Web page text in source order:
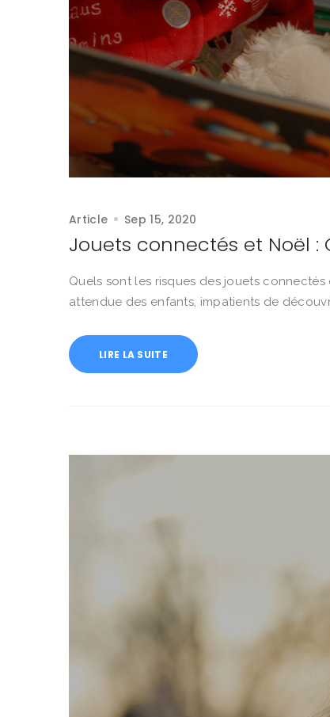
Article Sep 15, 2020
Jouets connectés et Noël
Quels sont les risques des jouets connectés
attendue des enfants, impatients de
LIRE LA SUITE